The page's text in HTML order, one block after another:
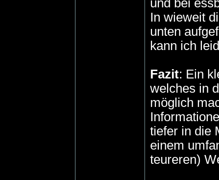
und bei
In wieweit
unten
kann ich
Fazit: Ein
welches in
möglich
tiefer in die
einem
teureren)